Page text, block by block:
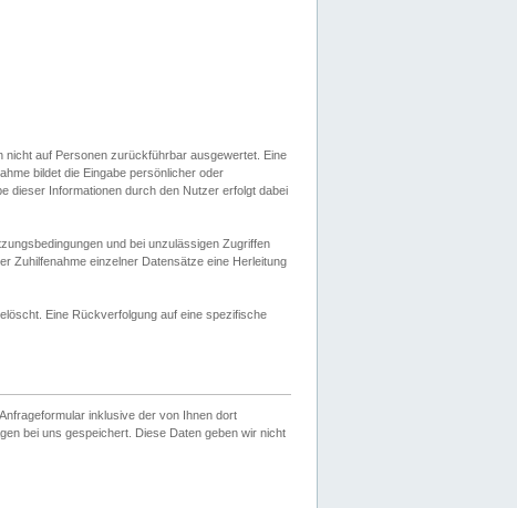
auf Personen zurückführbar ausgewertet. Eine
bildet die Eingabe persönlicher oder
dieser Informationen durch den Nutzer erfolgt dabei
und bei unzulässigen Zugriffen
Zuhilfenahme einzelner Datensätze eine Herleitung
Eine Rückverfolgung auf eine spezifische
inklusive der von Ihnen dort
bei uns gespeichert. Diese Daten geben wir nicht